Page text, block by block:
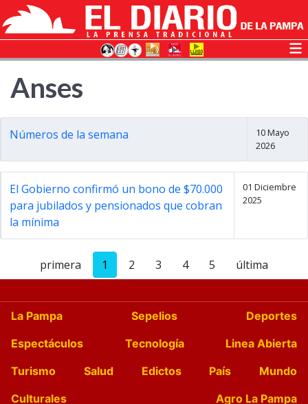
Anses
Números de la semana
10 Mayo
2026
El Gobierno confirmó un bono de $70.000
para jubilados y pensionados que cobran
la mínima
01 Diciembre
2025
primera 1 2 3 4 5 última
La Pampa Sepelios
Deportes
Espectáculos
Tecnología
Linea Abierta
Turismo
Salud Edictos País
Mundo
Culturales
Agro La Pampa